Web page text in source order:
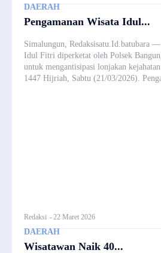
DAERAH
Pengamanan Wisata Idul...
Simalungun, Redaksisatu.Id.batubara —
Idul Fitri diperketat oleh Polsek
untuk mengantisipasi lonjakan
1447 Hijriah, Sabtu (21/03/2026).
Redaksi -22 Maret 2026
DAERAH
Wisatawan Naik 40...